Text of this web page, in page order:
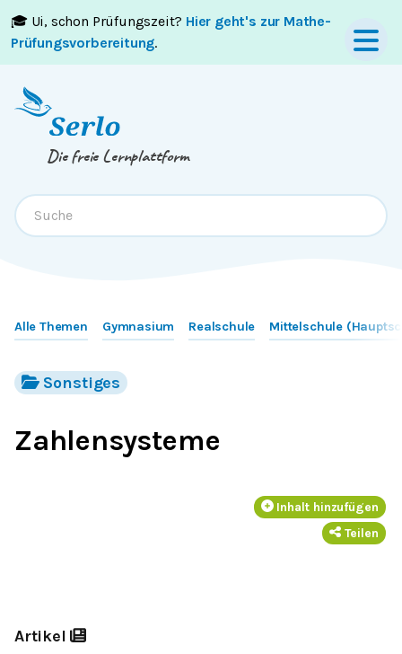
🎓 Ui, schon Prüfungszeit? Hier geht's zur Mathe-
Prüfungsvorbereitung.
Springe zumInhaltoderFooter
Die freie Lernplattform
Alle Themen Gymnasium Realschule Mittelschule
Sonstiges
Zahlensysteme
Inhalt hinzufügen
Teilen
Artikel